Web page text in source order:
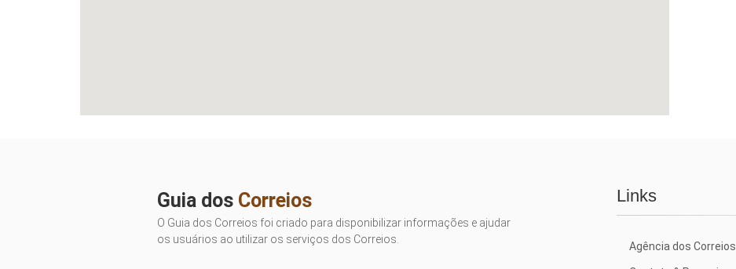
Guia dos Correios
O Guia dos Correios foi criado para disponibilizar informações e ajudar
os usuários ao utilizar os serviços dos Correios.
Links
Agência dos Correios